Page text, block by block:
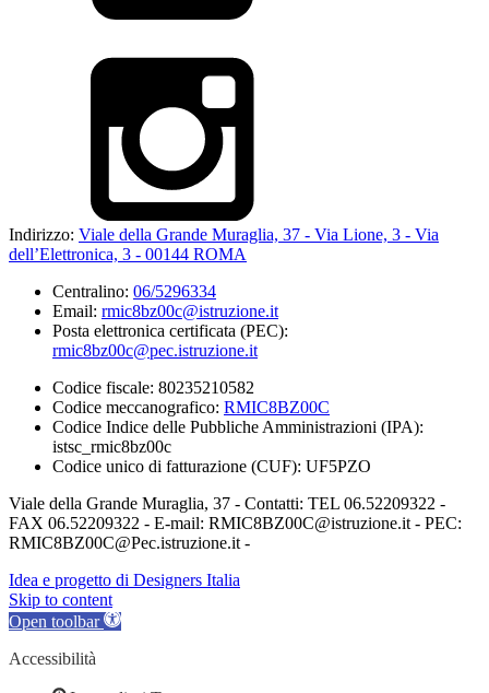
Indirizzo: Viale della Grande Muraglia, 37 - Via Lione, 3 - Via
dell’Elettronica, 3 - 00144 ROMA
Centralino: 06/5296334
Email: rmic8bz00c@istruzione.it
Posta elettronica certificata (PEC):
rmic8bz00c@pec.istruzione.it
Codice fiscale: 80235210582
Codice meccanografico: RMIC8BZ00C
Codice Indice delle Pubbliche Amministrazioni (IPA):
istsc_rmic8bz00c
Codice unico di fatturazione (CUF): UF5PZO
Viale della Grande Muraglia, 37 - Contatti: TEL 06.52209322 -
FAX 06.52209322 - E-mail: RMIC8BZ00C@istruzione.it - PEC:
RMIC8BZ00C@Pec.istruzione.it -
Idea e progetto di Designers Italia
Skip to content
Open toolbar
Accessibilità